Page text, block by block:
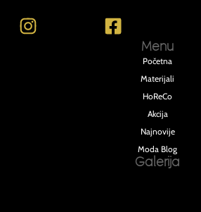
Menu
Početna
Materijali
HoReCo
Akcija
Najnovije
Moda Blog
Galerija